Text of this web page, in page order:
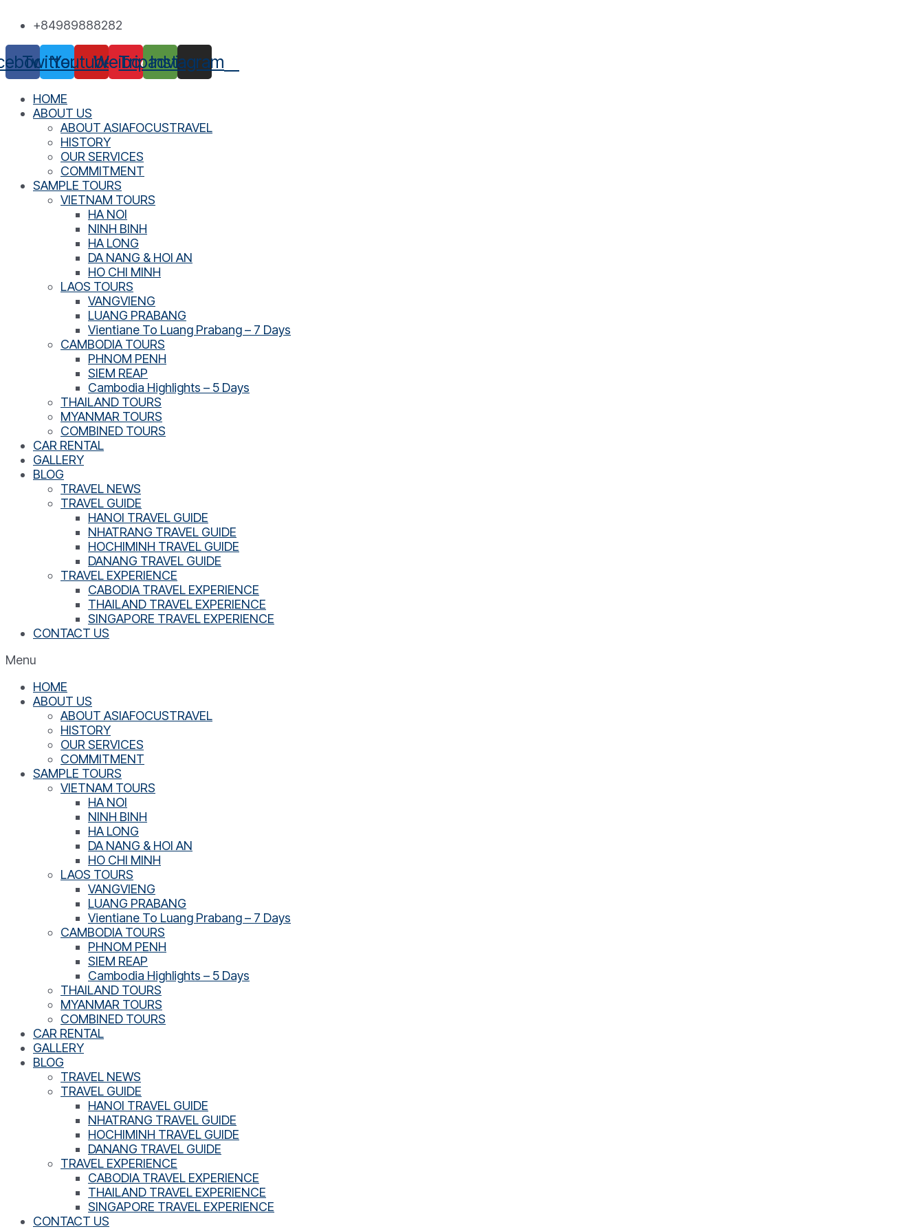
+84989888282
TwitterYoutubeWeiboTripadvisor
Instagram
HOME
ABOUT US
ABOUT ASIAFOCUSTRAVEL
HISTORY
OUR SERVICES
COMMITMENT
SAMPLE TOURS
VIETNAM TOURS
HA NOI
NINH BINH
HA LONG
DA NANG & HOI AN
HO CHI MINH
LAOS TOURS
VANGVIENG
LUANG PRABANG
Vientiane To Luang Prabang – 7 Days
CAMBODIA TOURS
PHNOM PENH
SIEM REAP
Cambodia Highlights – 5 Days
THAILAND TOURS
MYANMAR TOURS
COMBINED TOURS
CAR RENTAL
GALLERY
BLOG
TRAVEL NEWS
TRAVEL GUIDE
HANOI TRAVEL GUIDE
NHATRANG TRAVEL GUIDE
HOCHIMINH TRAVEL GUIDE
DANANG TRAVEL GUIDE
TRAVEL EXPERIENCE
CABODIA TRAVEL EXPERIENCE
THAILAND TRAVEL EXPERIENCE
SINGAPORE TRAVEL EXPERIENCE
CONTACT US
Menu
HOME
ABOUT US
ABOUT ASIAFOCUSTRAVEL
HISTORY
OUR SERVICES
COMMITMENT
SAMPLE TOURS
VIETNAM TOURS
HA NOI
NINH BINH
HA LONG
DA NANG & HOI AN
HO CHI MINH
LAOS TOURS
VANGVIENG
LUANG PRABANG
Vientiane To Luang Prabang – 7 Days
CAMBODIA TOURS
PHNOM PENH
SIEM REAP
Cambodia Highlights – 5 Days
THAILAND TOURS
MYANMAR TOURS
COMBINED TOURS
CAR RENTAL
GALLERY
BLOG
TRAVEL NEWS
TRAVEL GUIDE
HANOI TRAVEL GUIDE
NHATRANG TRAVEL GUIDE
HOCHIMINH TRAVEL GUIDE
DANANG TRAVEL GUIDE
TRAVEL EXPERIENCE
CABODIA TRAVEL EXPERIENCE
THAILAND TRAVEL EXPERIENCE
SINGAPORE TRAVEL EXPERIENCE
CONTACT US